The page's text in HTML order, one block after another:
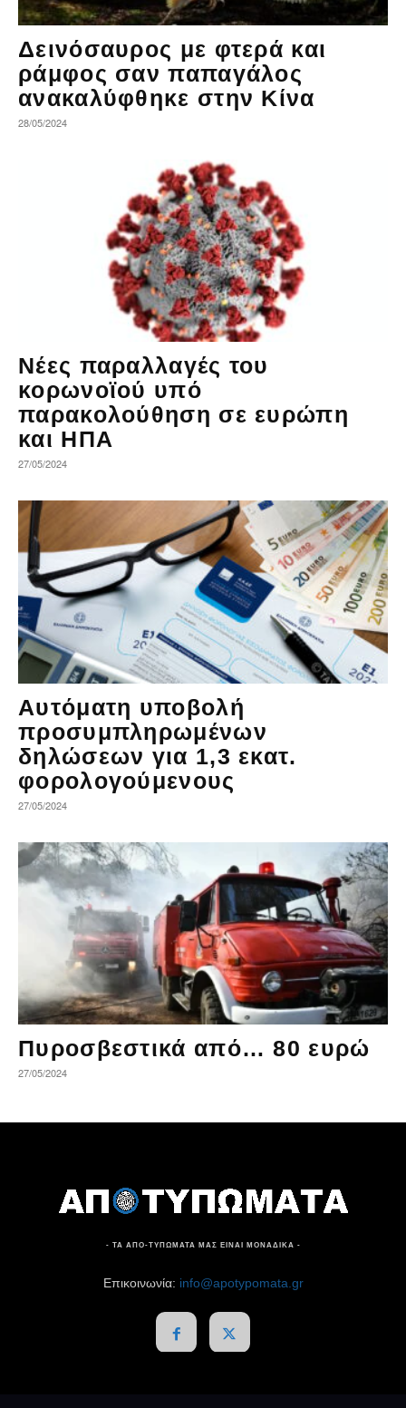
Δεινόσαυρος με φτερά και
ράμφος σαν παπαγάλος
ανακαλύφθηκε στην Κίνα
28/05/2024
Νέες παραλλαγές του
κορωνοϊού υπό
παρακολούθηση σε ευρώπη
και ΗΠΑ
27/05/2024
Αυτόματη υποβολή
προσυμπληρωμένων
δηλώσεων για 1,3 εκατ.
φορολογούμενους
27/05/2024
Πυροσβεστικά από… 80 ευρώ
27/05/2024
- ΤΑ ΑΠΟ-ΤΥΠΩΜΑΤΑ ΜΑΣ ΕΙΝΑΙ ΜΟΝΑΔΙΚΑ -
Επικοινωνία: info@apotypomata.gr